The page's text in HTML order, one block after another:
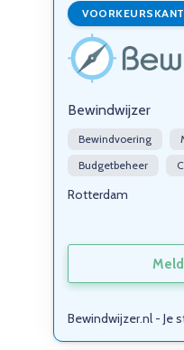
Bewindwijzer
Bewindvoering
Budgetbeheer
Rotterdam
Bewindwijzer.nl - Je